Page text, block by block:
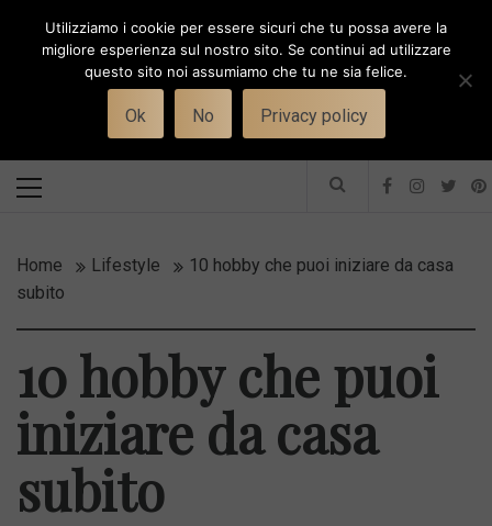
Toggle
WORK-WIFE
Il magazine per le donne che lavorano
Menu
Home Lifestyle
10 hobby che puoi iniziare da casa
subito
10 hobby che puoi
iniziare da casa
subito
Utilizziamo i cookie per essere sicuri che tu possa avere la
migliore esperienza sul nostro sito. Se continui ad utilizzare
questo sito noi assumiamo che tu ne sia felice.
Ok No Privacy policy